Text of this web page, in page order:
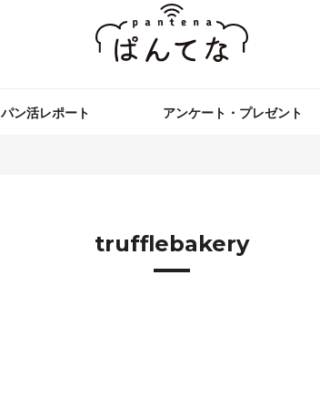
パン活レポート アンケート・プレゼント
trufflebakery